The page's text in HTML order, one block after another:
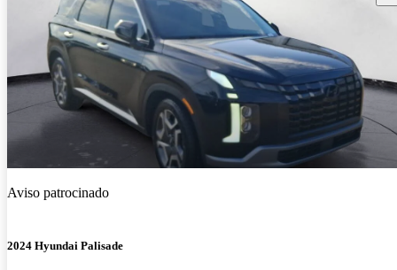
Aviso patrocinado
2024 Hyundai Palisade